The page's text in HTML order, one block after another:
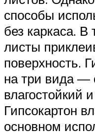
способы
без каркаса. В
листы
поверхность.
на три вида —
влагостойкий
Гипсокартон
основном